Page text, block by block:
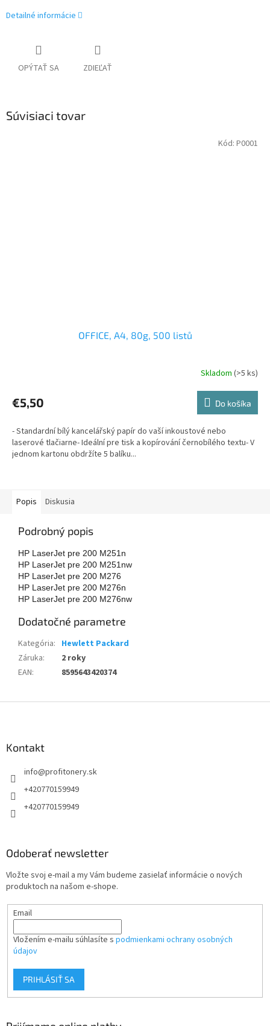
Detailné informácie
OPÝTAŤ SA ZDIEĽAŤ
Súvisiaci tovar
OFFICE, A4, 80g, 500 listů
Skladom (>5 ks)
€5,50 Do košíka
- Standardní bílý kancelářský papír do vaší inkoustové nebo
laserové tlačiarne- Ideální pre tisk a kopírování černobílého textu- V
jednom kartonu obdržíte 5 balíku...
Kód: P0001
Popis Diskusia
Podrobný popis
HP LaserJet pre 200 M251n
HP LaserJet pre 200 M251nw
HP LaserJet pre 200 M276
HP LaserJet pre 200 M276n
HP LaserJet pre 200 M276nw
Dodatočné parametre
Kategória: Hewlett Packard
Záruka:
2 roky
EAN: 8595643420374
Kontakt
info@profitonery.sk
+420770159949
+420770159949
Odoberať newsletter
Vložte svoj e-mail a my Vám budeme zasielať informácie o nových
produktoch na našom e-shope.
Email
Vložením e-mailu súhlasíte s podmienkami ochrany osobných
údajov
PRIHLÁSIŤ SA